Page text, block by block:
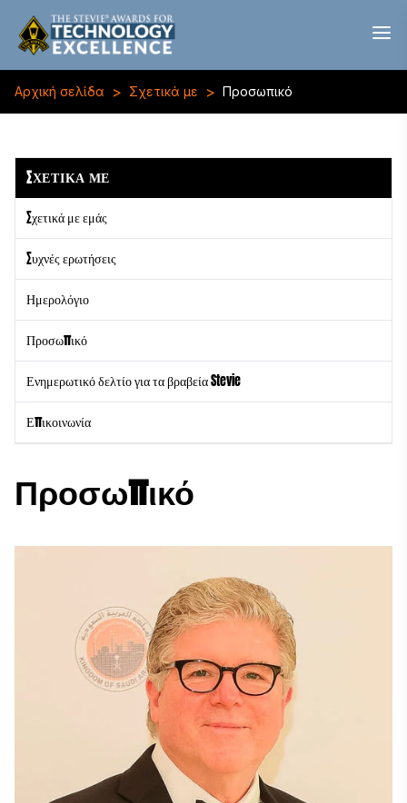
Αρχική σελίδα > Σχετικά με > Προσωπικό
ΣΧΕΤΙΚΑ ΜΕ
Σχετικά με εμάς
Συχνές ερωτήσεις
Ημερολόγιο
Προσωπικό
Ενημερωτικό δελτίο για τα βραβεία Stevie
Επικοινωνία
Προσωπικό